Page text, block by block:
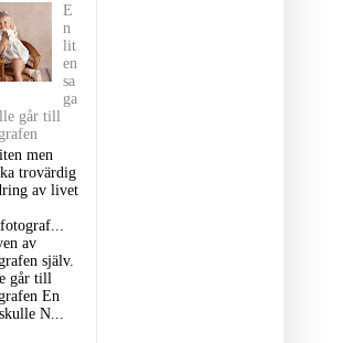
E
n
lit
en
sa
ga
går till
men
trovärdig
av livet
av
själv.
går till
En
N...